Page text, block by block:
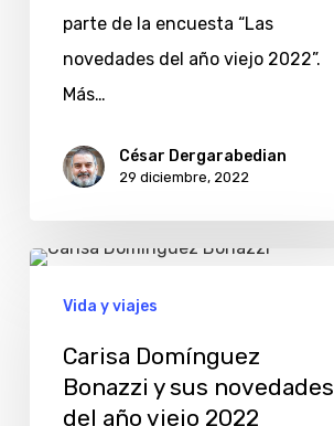
parte de la encuesta “Las
novedades del año viejo 2022”.
Más…
César Dergarabedian
29 diciembre, 2022
Carisa
Domínguez
Vida y viajes
Carisa Domínguez
Bonazzi y sus novedades
del año viejo 2022